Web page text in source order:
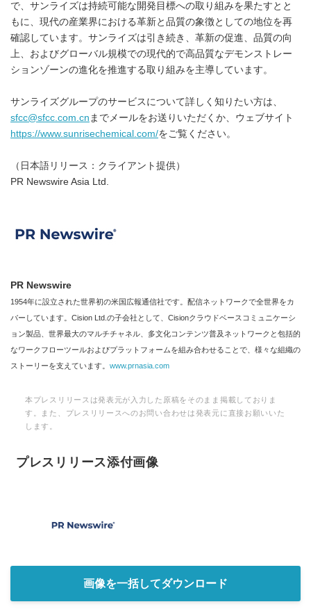
で、サンライズは持続可能な開発目標への取り組みを果たすとと
もに、現代の産業界における革新と品質の象徴としての地位を再
確認しています。サンライズは引き続き、革新の促進、品質の向
上、およびグローバル規模での現代的で高品質なデモンストレー
ションゾーンの進化を推進する取り組みを主導しています。
サンライズグループのサービスについて詳しく知りたい方は、
sfcc@sfcc.com.cn までメールをお送りいただくか、ウェブサイト
https://www.sunrisechemical.com/をご覧ください。
（日本語リリース：クライアント提供）
PR Newswire Asia Ltd.
PR Newswire
1954年に設立された世界初の米国広報通信社です。配信ネットワークで全世界をカ
バーしています。Cision Ltd.の子会社として、Cisionクラウドベースコミュニケーシ
ョン製品、世界最大のマルチチャネル、多文化コンテンツ普及ネットワークと包括的
なワークフローツールおよびプラットフォームを組み合わせることで、様々な組織の
ストーリーを支えています。 www.prnasia.com
本プレスリリースは発表元が入力した原稿をそのまま掲載しておりま
す。また、プレスリリースへのお問い合わせは発表元に直接お願いいた
します。
プレスリリース添付画像
画像を一括してダウンロード